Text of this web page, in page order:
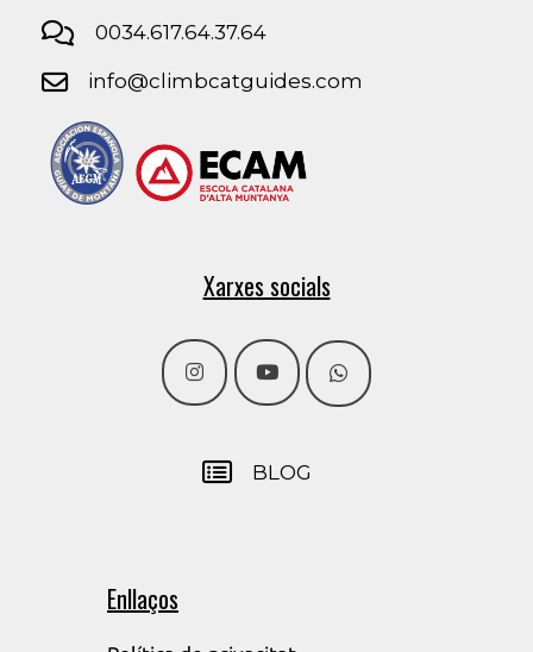
0034.617.64.37.64
info@climbcatguides.com
Xarxes socials
BLOG
Enllaços